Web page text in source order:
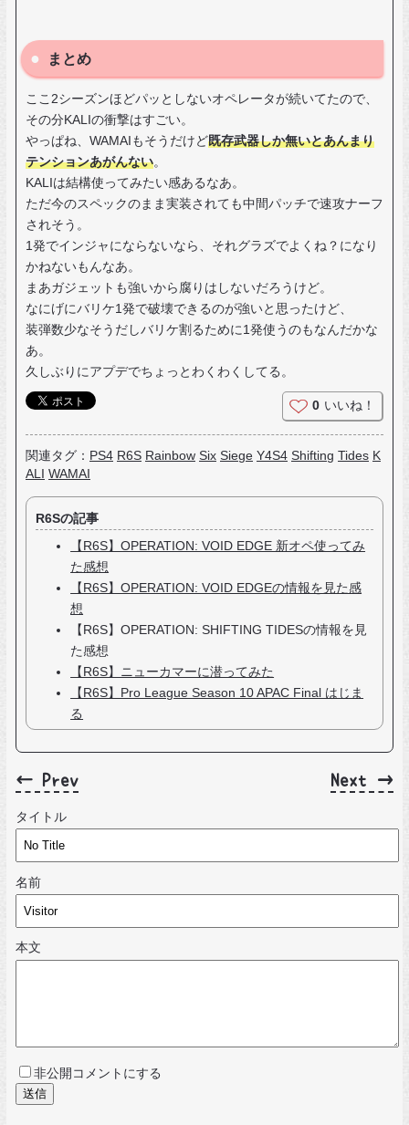
まとめ
ここ2シーズンほどパッとしないオペレータが続いてたので、
その分KALIの衝撃はすごい。
やっぱね、WAMAIもそうだけど既存武器しか無いとあんまり
テンションあがんない。
KALIは結構使ってみたい感あるなあ。
ただ今のスペックのまま実装されても中間パッチで速攻ナーフ
されそう。
1発でインジャにならないなら、それグラズでよくね？になり
かねないもんなあ。
まあガジェットも強いから腐りはしないだろうけど。
なにげにバリケ1発で破壊できるのが強いと思ったけど、
装弾数少なそうだしバリケ割るために1発使うのもなんだかな
あ。
久しぶりにアプデでちょっとわくわくしてる。
0 いいね！
関連タグ： PS4 R6S Rainbow Six Siege Y4S4 Shifting Tides K
ALI WAMAI
R6Sの記事
【R6S】OPERATION: VOID EDGE 新オペ使ってみ
た感想
【R6S】OPERATION: VOID EDGEの情報を見た感
想
【R6S】OPERATION: SHIFTING TIDESの情報を見
た感想
【R6S】ニューカマーに潜ってみた
【R6S】Pro League Season 10 APAC Final はじま
る
← Prev Next →
タイトル
名前
本文
非公開コメントにする